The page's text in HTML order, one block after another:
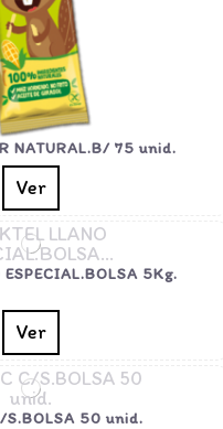
NATURAL.B/ 75 unid.
Ver
ESPECIAL.BOLSA 5Kg.
Ver
S.BOLSA 50 unid.